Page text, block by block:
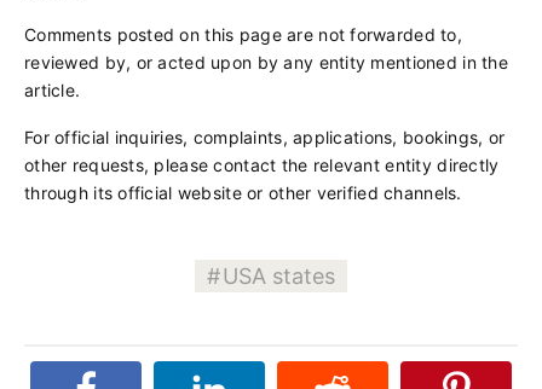
Comments posted on this page are not forwarded to,
reviewed by, or acted upon by any entity mentioned in the
article.
For official inquiries, complaints, applications, bookings, or
other requests, please contact the relevant entity directly
through its official website or other verified channels.
USA states